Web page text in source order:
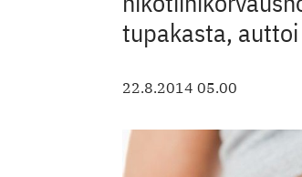
tupakasta,
22.8.2014 05.00